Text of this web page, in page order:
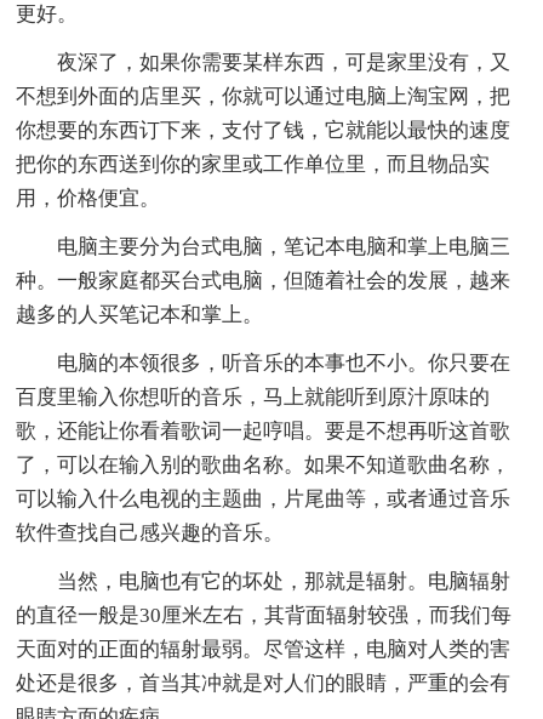
更好。
夜深了，如果你需要某样东西，可是家里没有，又
不想到外面的店里买，你就可以通过电脑上淘宝网，把
你想要的东西订下来，支付了钱，它就能以最快的速度
把你的东西送到你的家里或工作单位里，而且物品实
用，价格便宜。
电脑主要分为台式电脑，笔记本电脑和掌上电脑三
种。一般家庭都买台式电脑，但随着社会的发展，越来
越多的人买笔记本和掌上。
电脑的本领很多，听音乐的本事也不小。你只要在
百度里输入你想听的音乐，马上就能听到原汁原味的
歌，还能让你看着歌词一起哼唱。要是不想再听这首歌
了，可以在输入别的歌曲名称。如果不知道歌曲名称，
可以输入什么电视的主题曲，片尾曲等，或者通过音乐
软件查找自己感兴趣的音乐。
当然，电脑也有它的坏处，那就是辐射。电脑辐射
的直径一般是30厘米左右，其背面辐射较强，而我们每
天面对的正面的辐射最弱。尽管这样，电脑对人类的害
处还是很多，首当其冲就是对人们的眼睛，严重的会有